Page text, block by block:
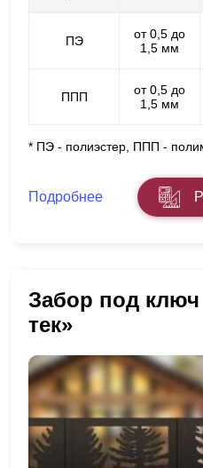
ПЭ
от 0,5 до
1,5 мм
ППП
от 0,5 до
1,5 мм
* ПЭ - полиэстер, ППП -
Подробнее
Забор под
тек»